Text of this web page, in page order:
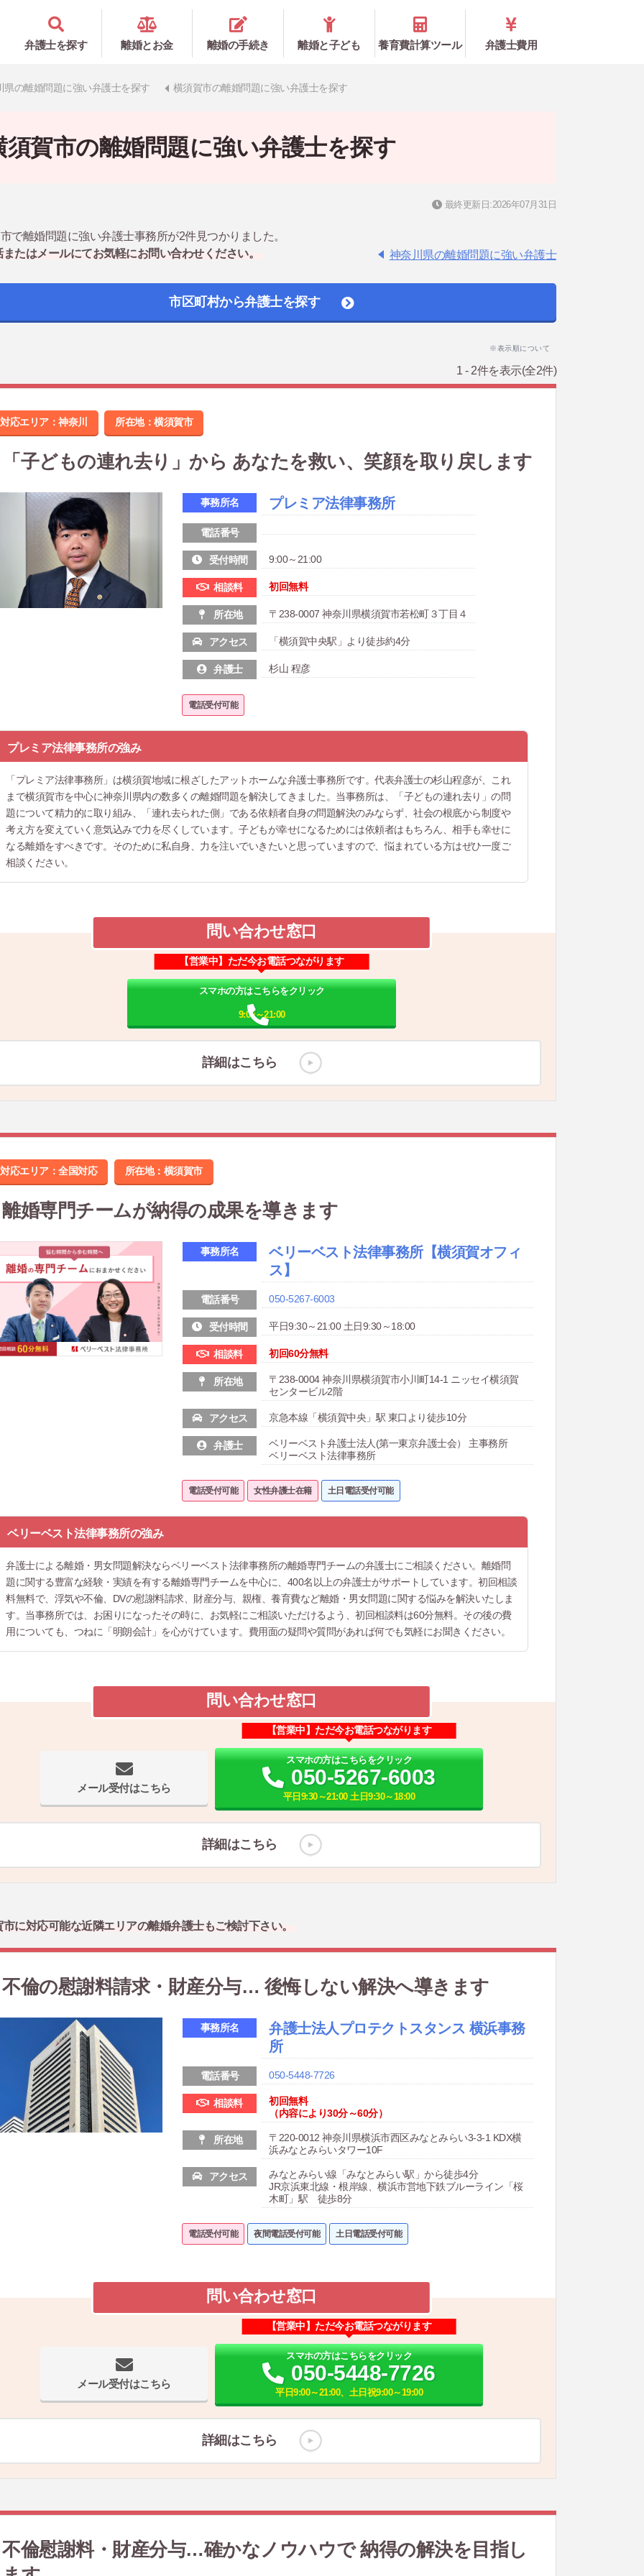
弁護士を探す 離婚とお金 離婚の手続き 離婚と子ども 養育費計算ツール 弁護士費用
県の離婚問題に強い弁護士を探す 横須賀市の離婚問題に強い弁護士を探す
須賀市の離婚問題に強い弁護士を探す
最終更新日:2026年07月31日
で離婚問題に強い弁護士事務所が2件見つかりました。
たはメールにてお気軽にお問い合わせください。
神奈川県の離婚問題に強い弁護士
市区町村から弁護士を探す
※表示順について
1 - 2件を表示(全2件)
対応エリア：神奈川 所在地： 横須賀市
「子どもの連れ去り」から あなたを救い、笑顔を取り戻します
事務所名 プレミア法律事務所
電話番号
受付時間 9:00～21:00
相談料 初回無料
所在地 〒238-0007 神奈川県横須賀市若松町３丁目４
アクセス 「横須賀中央駅」より徒歩約4分
弁護士 杉山 程彦
電話受付可能
プレミア法律事務所の強み
「プレミア法律事務所」は横須賀地域に根ざしたアットホームな弁護士事務所です。代表弁護士の杉山程彦が、これ
まで横須賀市を中心に神奈川県内の数多くの離婚問題を解決してきました。当事務所は、「子どもの連れ去り」の問
題について精力的に取り組み、「連れ去られた側」である依頼者自身の問題解決のみならず、社会の根底から制度や
考え方を変えていく意気込みで力を尽くしています。子どもが幸せになるためには依頼者はもちろん、相手も幸せに
なる離婚をすべきです。そのために私自身、力を注いでいきたいと思っていますので、悩まれている方はぜひ一度ご
相談ください。
問い合わせ窓口
【営業中】ただ今お電話つながります
スマホの方はこちらをクリック
9:00～21:00
詳細はこちら
対応エリア：全国対応 所在地： 横須賀市
離婚専門チームが納得の成果を導きます
事務所名 ベリーベスト法律事務所【横須賀オフィ
ス】
電話番号 050-5267-6003
受付時間 平日9:30～21:00 土日9:30～18:00
相談料 初回60分無料
所在地
〒238-0004 神奈川県横須賀市小川町14-1 ニッセイ横須賀
センタービル2階
アクセス 京急本線「横須賀中央」駅 東口より徒歩10分
弁護士
ベリーベスト弁護士法人(第一東京弁護士会） 主事務所
ベリーベスト法律事務所
電話受付可能 女性弁護士在籍 土日電話受付可能
ベリーベスト法律事務所の強み
弁護士による離婚・男女問題解決ならベリーベスト法律事務所の離婚専門チームの弁護士にご相談ください。離婚問
題に関する豊富な経験・実績を有する離婚専門チームを中心に、400名以上の弁護士がサポートしています。初回相談
料無料で、浮気や不倫、DVの慰謝料請求、財産分与、親権、養育費など離婚・男女問題に関する悩みを解決いたしま
す。当事務所では、お困りになったその時に、お気軽にご相談いただけるよう、初回相談料は60分無料。その後の費
用についても、つねに「明朗会計」を心がけています。費用面の疑問や質問があれば何でも気軽にお聞きください。
問い合わせ窓口
メール受付はこちら
【営業中】ただ今お電話つながります
スマホの方はこちらをクリック
050-5267-6003
平日9:30～21:00 土日9:30～18:00
詳細はこちら
市に対応可能な近隣エリアの離婚弁護士もご検討下さい。
不倫の慰謝料請求・財産分与… 後悔しない解決へ導きます
事務所名
弁護士法人プロテクトスタンス 横浜事務
所
電話番号 050-5448-7726
相談料
初回無料
（内容により30分～60分）
所在地
〒220-0012 神奈川県横浜市西区みなとみらい3-3-1 KDX横
浜みなとみらいタワー10F
アクセス
みなとみらい線「みなとみらい駅」から徒歩4分
JR京浜東北線・根岸線、横浜市営地下鉄ブルーライン「桜
木町」駅 徒歩8分
電話受付可能 夜間電話受付可能 土日電話受付可能
問い合わせ窓口
メール受付はこちら
【営業中】ただ今お電話つながります
スマホの方はこちらをクリック
050-5448-7726
平日9:00～21:00、土日祝9:00～19:00
詳細はこちら
不倫慰謝料・財産分与…確かなノウハウで 納得の解決を目指し